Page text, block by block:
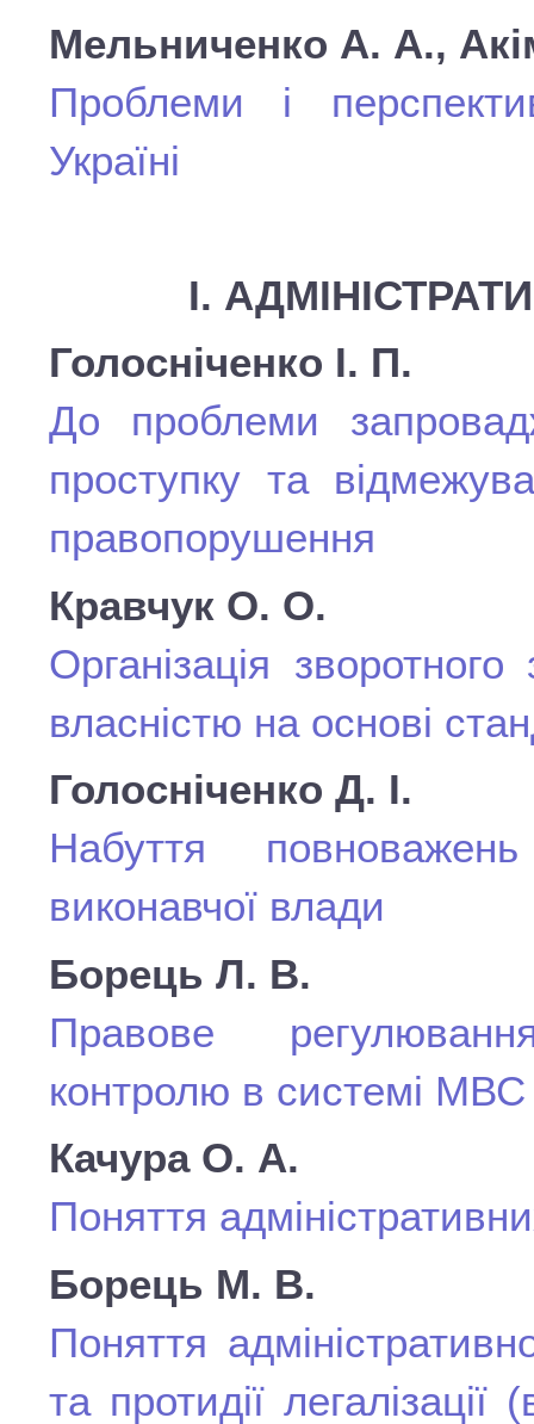
Мельниченко А. А.,
Проблеми і
Україні
І.
Голосніченко І. П.
До проблеми
проступку та
правопорушення
Кравчук О. О.
Організація
власністю на основі
Голосніченко Д. І.
Набуття
виконавчої влади
Борець Л. В.
Правове
контролю в системі МВС
Качура О. А.
Поняття
Борець М. В.
Поняття
та протидії